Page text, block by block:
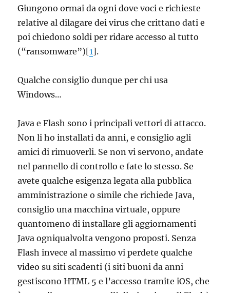
Giungono ormai da ogni dove voci e richieste
relative al dilagare dei virus che crittano dati e
poi chiedono soldi per ridare accesso al tutto
(“ransomware”)[1].
Qualche consiglio dunque per chi usa
Windows…
Java e Flash sono i principali vettori di attacco.
Non li ho installati da anni, e consiglio agli
amici di rimuoverli. Se non vi servono, andate
nel pannello di controllo e fate lo stesso. Se
avete qualche esigenza legata alla pubblica
amministrazione o simile che richiede Java,
consiglio una macchina virtuale, oppure
quantomeno di installare gli aggiornamenti
Java ogniqualvolta vengono proposti. Senza
Flash invece al massimo vi perdete qualche
video su siti scadenti (i siti buoni da anni
gestiscono HTML 5 e l’accesso tramite iOS, che